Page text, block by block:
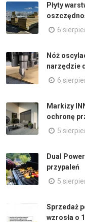
Płyty
6
Nóż
narzędzie
6
Markizy
ochronę
5
Dual
przypaleń
5
Sprzedaż
wzrosła o